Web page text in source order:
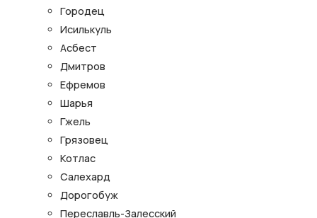
Городец
Исилькуль
Асбест
Дмитров
Ефремов
Шарья
Гжель
Грязовец
Котлас
Салехард
Дорогобуж
Переславль-Залесский